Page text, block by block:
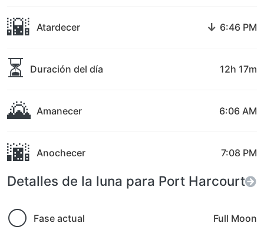
🌇 Atardecer ↓ 6:46 PM
⏳ Duración del día 12h 17m
🌄 Amanecer 6:06 AM
🌆 Anochecer 7:08 PM
Detalles de la luna para Port Harcourt
🌕 Fase actual Full Moon